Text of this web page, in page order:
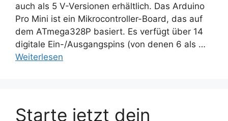
auch als 5 V-Versionen erhältlich. Das Arduino
Pro Mini ist ein Mikrocontroller-Board, das auf
dem ATmega328P basiert. Es verfügt über 14
digitale Ein-/Ausgangspins (von denen 6 als …
Weiterlesen
Starte jetzt dein